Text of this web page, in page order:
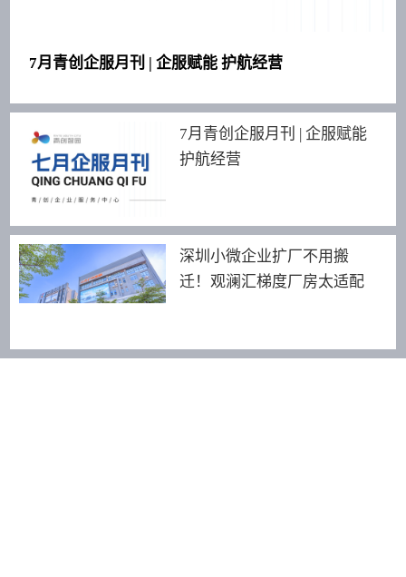
7月青创企服月刊 | 企服赋能 护航经营
7月青创企服月刊 | 企服赋能
护航经营
深圳小微企业扩厂不用搬
迁！观澜汇梯度厂房太适配